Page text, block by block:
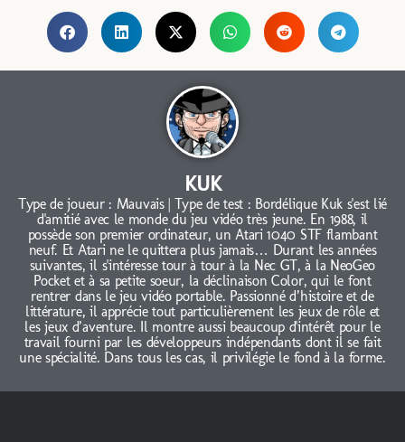
KUK
Type de joueur : Mauvais | Type de test : Bordélique Kuk s'est lié
d'amitié avec le monde du jeu vidéo très jeune. En 1988, il
possède son premier ordinateur, un Atari 1040 STF flambant
neuf. Et Atari ne le quittera plus jamais… Durant les années
suivantes, il s'intéresse tour à tour à la Nec GT, à la NeoGeo
Pocket et à sa petite soeur, la déclinaison Color, qui le font
rentrer dans le jeu vidéo portable. Passionné d’histoire et de
littérature, il apprécie tout particulièrement les jeux de rôle et
les jeux d’aventure. Il montre aussi beaucoup d'intérêt pour le
travail fourni par les développeurs indépendants dont il se fait
une spécialité. Dans tous les cas, il privilégie le fond à la forme.